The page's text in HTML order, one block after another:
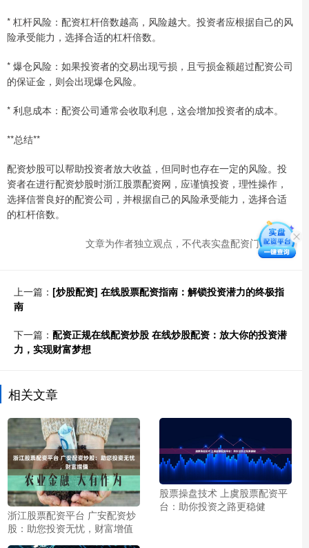
* 杠杆风险：配资杠杆倍数越高，风险越大。投资者应根据自己的风
险承受能力，选择合适的杠杆倍数。
* 爆仓风险：如果投资者的交易出现亏损，且亏损金额超过配资公司
的保证金，则会出现爆仓风险。
* 利息成本：配资公司通常会收取利息，这会增加投资者的成本。
**总结**
配资炒股可以帮助投资者放大收益，但同时也存在一定的风险。投
资者在进行配资炒股时浙江股票配资网，应谨慎投资，理性操作，
选择信誉良好的配资公司，并根据自己的风险承受能力，选择合适
的杠杆倍数。
文章为作者独立观点，不代表实盘配资门户观点
上一篇： [炒股配资] 在线股票配资指南：解锁投资潜力的终极指
南
下一篇： 配资正规在线配资炒股 在线炒股配资：放大你的投资潜
力，实现财富梦想
相关文章
浙江股票配资平台 广安配资炒
股：助您投资无忧，财富增值
股票操盘技术 上虞股票配资平
台：助你投资之路更稳健